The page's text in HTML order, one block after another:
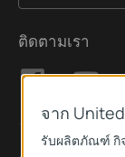
ติดตามเรา
จาก
รับผลิตภัณฑ์ กิ